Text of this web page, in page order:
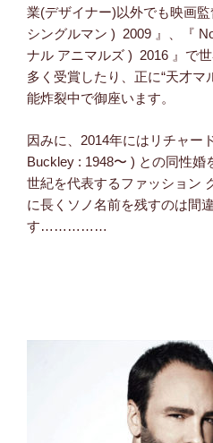
業(デザイナー)以外でも映画
シングルマン ) 2009 』、『
ナル アニマルズ ) 2016 』で
多く受賞したり、正に“天才マ
能炸裂中で御座います。
因みに、2014年にはリチャー
Buckley : 1948〜 ) との同性婚
世紀を代表するファッション
に長くソノ名前を残すのは間
す……………